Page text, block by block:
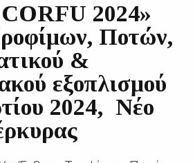
2024»
Ποτών,
&
εξοπλισμού
2024, Νέο